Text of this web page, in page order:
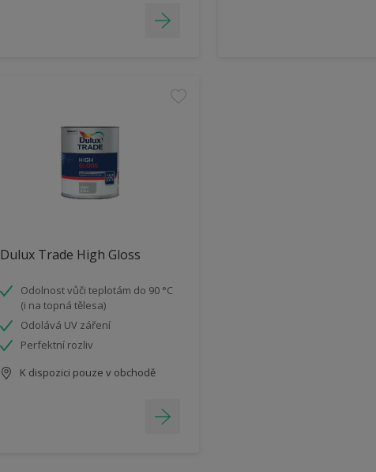
Dulux Trade High Gloss
Odolnost vůči teplotám do 90 °C
(i na topná tělesa)
Odolává UV záření
Perfektní rozliv
K dispozici pouze v obchodě